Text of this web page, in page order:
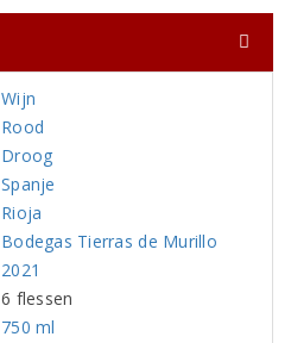
Wijn
Rood
Droog
Spanje
Rioja
Bodegas Tierras de Murillo
2021
6 flessen
750 ml